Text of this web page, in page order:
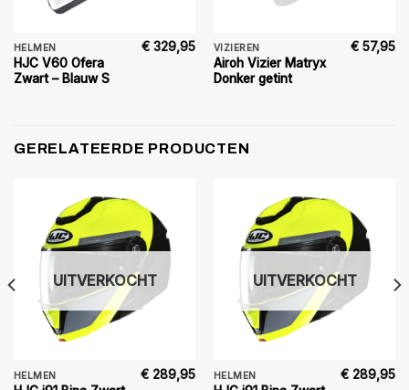
HELMEN
HJC V60 Ofera
Zwart – Blauw S
€ 329,95 VIZIEREN
Airoh Vizier Matryx
Donker getint
€ 57,95
GERELATEERDE PRODUCTEN
UITVERKOCHT
HELMEN € 289,95
UITVERKOCHT
HELMEN € 289,95